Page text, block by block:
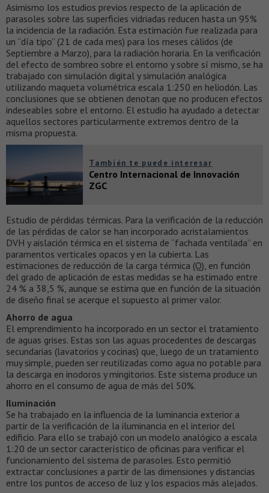
Asimismo los estudios previos respecto de la aplicación de
parasoles sobre las superficies vidriadas reducen hasta un 95%
la incidencia de la radiación. Esta estimación fue realizada para
un “día tipo” (21 de cada mes) para los meses cálidos (de
Septiembre a Marzo), para la radiación horaria. En la verificación
del efecto de sombreo sobre el entorno y sobre sí mismo, se ha
trabajado con simulación digital y simulación analógica
utilizando maqueta volumétrica escala 1:250 en heliodón. Las
conclusiones que se obtienen denotan que no producen efectos
indeseables sobre el entorno. El estudio ha ayudado a detectar
aquellos sectores particularmente extremos dentro de la
misma propuesta.
También te puede interesar
Centro Internacional de Innovación
ZGC
Estudio de pérdidas térmicas. Para la verificación de la reducción
de las pérdidas de calor se han incorporado acristalamientos
DVH y aislación térmica en el sistema de “fachada ventilada” en
paramentos verticales opacos y en la cubierta. Las
estimaciones de reducción de la carga térmica (Q), en función
del grado de aplicación de estas medidas se ha estimado entre
24 % a 38,5 %, aunque se estima que en función de la situación
de diseño final se acerque el supuesto al primer valor.
Ahorro de agua
El emprendimiento ha incorporado en un sector el tratamiento
de aguas grises. Estas son las aguas procedentes de descargas
secundarias (lavatorios y cocinas) que, luego de un tratamiento
muy simple, pueden ser reutilizadas como agua no potable para
la descarga en inodoros y mingitorios. Este sistema produce un
ahorro en el consumo de agua de más del 50%.
Iluminación
Se ha trabajado en la influencia de la luminancia exterior a
partir de la verificación de la iluminancia en el interior del
edificio. Para ello se trabajó con un modelo analógico a escala
1:20 de un sector característico de oficinas para verificar el
funcionamiento del sistema de parasoles. Esto permitió
extractar conclusiones a partir de las dimensiones y distancias
entre los puntos de acceso de luz y los espacios más alejados.